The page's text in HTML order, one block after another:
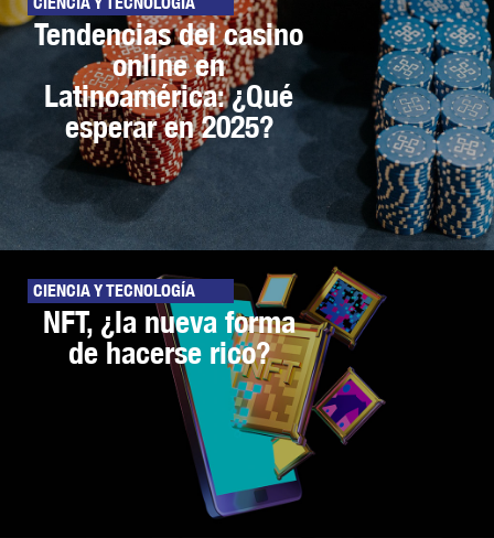
Tendencias del casino
online en
Latinoamérica: ¿Qué
esperar en 2025?
CIENCIA Y TECNOLOGÍA
NFT, ¿la nueva forma
de hacerse rico?